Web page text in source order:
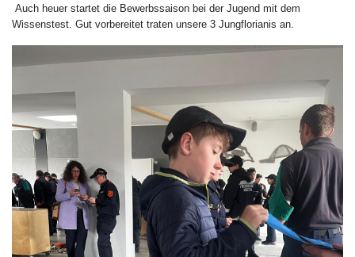
Auch heuer startet die Bewerbssaison bei der Jugend mit dem
Wissenstest. Gut vorbereitet traten unsere 3 Jungflorianis an.